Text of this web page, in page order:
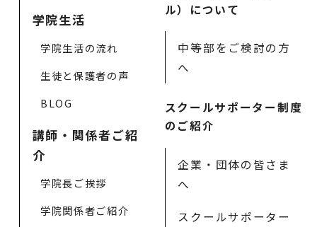
学院生活
学院生活の流れ
生徒と保護者の声
BLOG
講師・関係者ご紹
介
学院長ご挨拶
学院関係者ご紹介
ル）について
中等部をご検討の方
へ
スクールサポーター制度
のご紹介
企業・団体の皆さま
へ
スクールサポーター